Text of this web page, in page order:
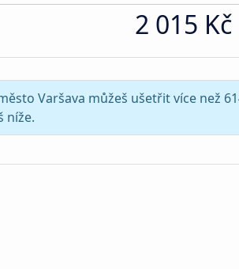
2 015 Kč
Varšava můžeš ušetřit více než
níže.